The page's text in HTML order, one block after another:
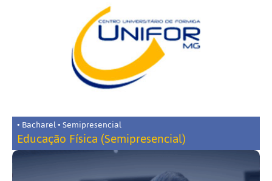
• Bacharel • Semipresencial
Educação Física (Semipresencial)